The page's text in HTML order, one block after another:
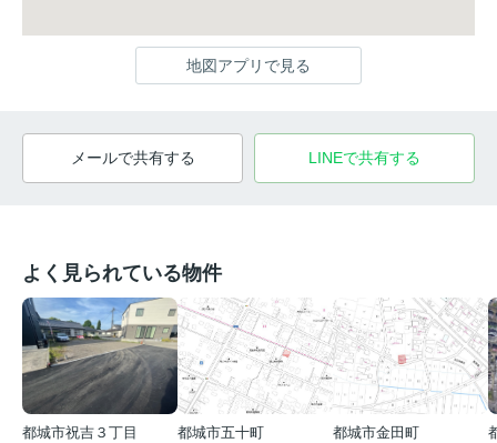
地図アプリで見る
メールで共有する LINEで共有する
よく見られている物件
都城市祝吉３丁目
都城市五十町
都城市金田町